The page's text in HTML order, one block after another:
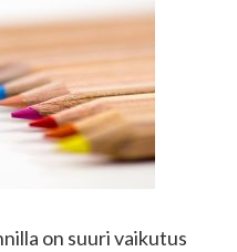
on suuri vaikutus